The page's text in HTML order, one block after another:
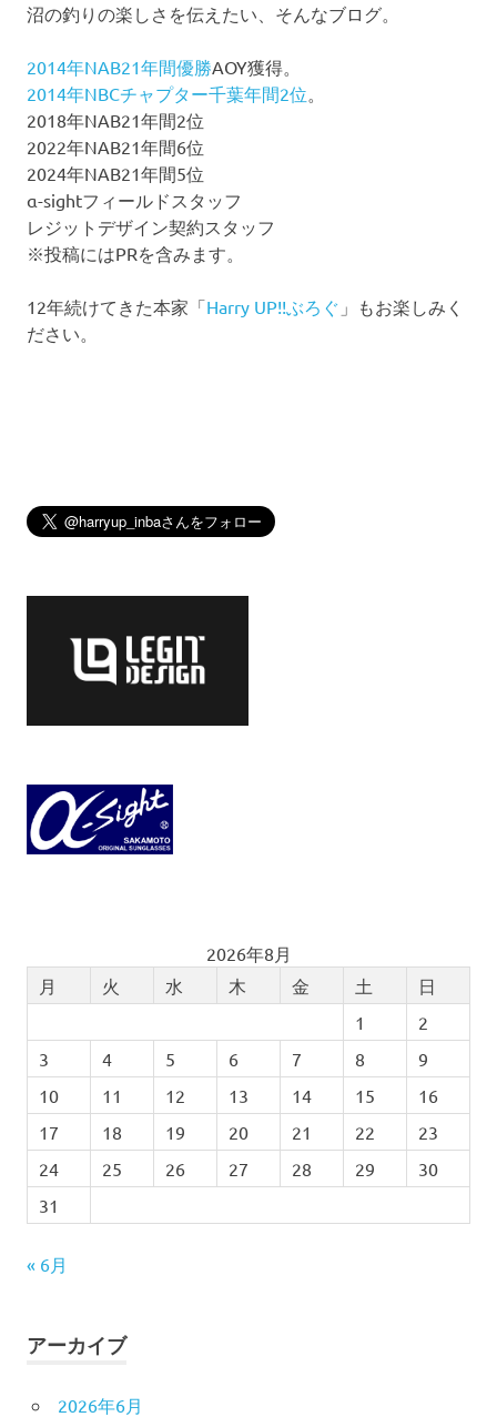
沼の釣りの楽しさを伝えたい、そんなブログ。
2014年NAB21年間優勝AOY獲得。
2014年NBCチャプター千葉年間2位。
2018年NAB21年間2位
2022年NAB21年間6位
2024年NAB21年間5位
α-sightフィールドスタッフ
レジットデザイン契約スタッフ
※投稿にはPRを含みます。
12年続けてきた本家「Harry UP!!ぶろぐ 」もお楽しみく
ださい。
2026年8月
月
火 水 木 金 土
日
1
2
3
4 5 6 7 8
9
10
11 12 13 14 15
16
17
18 19 20 21 22
23
24
25 26 27 28 29
30
31
« 6月
アーカイブ
2026年6月